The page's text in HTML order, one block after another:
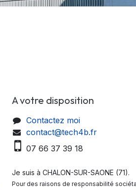
A votre disposition
Contactez moi
contact@tech4b.fr
07 66 37 39 18
Je suis à CHALON-SUR-SAONE (71).
Pour des raisons de responsabilité